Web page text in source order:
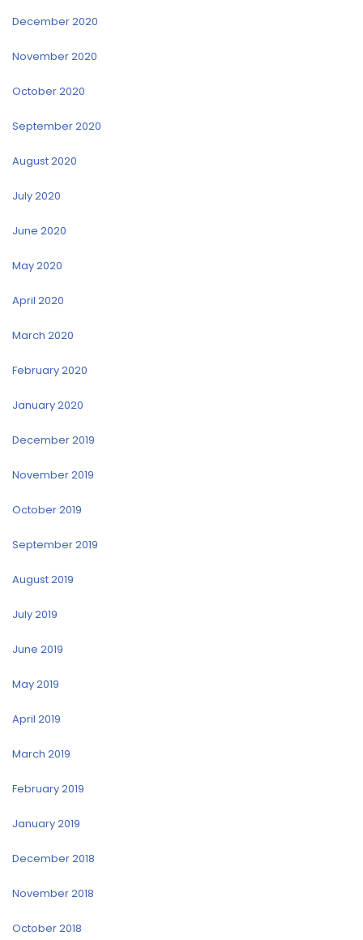
December 2020
November 2020
October 2020
September 2020
August 2020
July 2020
June 2020
May 2020
April 2020
March 2020
February 2020
January 2020
December 2019
November 2019
October 2019
September 2019
August 2019
July 2019
June 2019
May 2019
April 2019
March 2019
February 2019
January 2019
December 2018
November 2018
October 2018